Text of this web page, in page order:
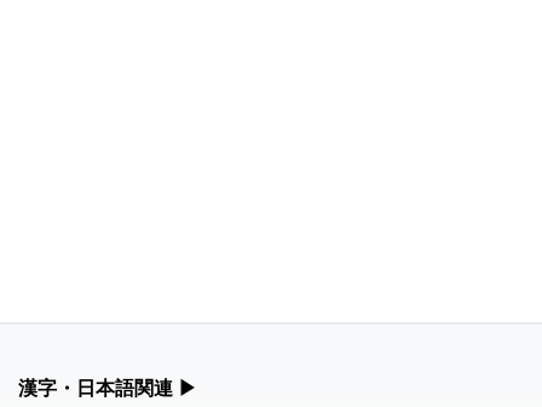
漢字・日本語関連 ▶